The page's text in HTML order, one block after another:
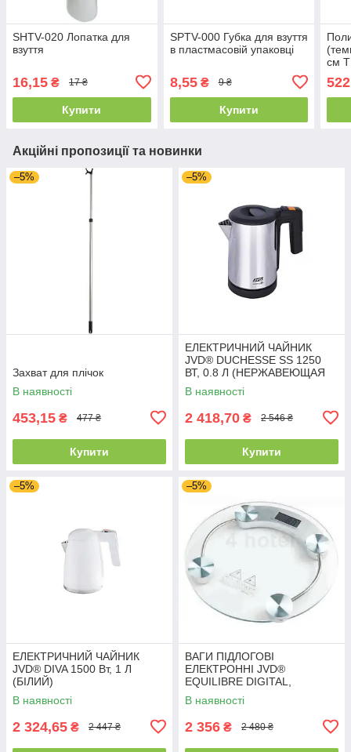
SHTV-020 Лопатка для
взуття
16,15 ₴ 17 ₴
Купити
SPTV-000 Губка для взуття
в пластмасовій упаковці
8,55₴ 9 ₴
Купити
см
Акційні пропозиції та новинки
–5%
Захват для плічок
В наявності
453,15 ₴ 477 ₴
Купити
–5%
ЕЛЕКТРИЧНИЙ ЧАЙНИК
JVD® DUCHESSE SS 1250
ВТ, 0.8 Л (НЕРЖАВЕЮЩАЯ
СТАЛЬ, глянцеві)
В наявності
2 418,70 ₴ 2 546 ₴
Купити
–5%
ЕЛЕКТРИЧНИЙ ЧАЙНИК
JVD® DIVA 1500 Вт, 1 Л
(БІЛИЙ)
В наявності
2 324,65 ₴ 2 447 ₴
–5%
ВАГИ ПІДЛОГОВІ
ЕЛЕКТРОННІ JVD®
EQUILIBRE DIGITAL,
ПЛАТФОРМА із
загартованого скла
КГ)
В наявності
2 356 ₴ 2 480 ₴